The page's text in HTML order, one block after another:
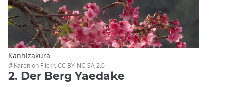
Kanhizakura
@Karen on Flickr, CC BY-NC-SA 2.0
2. Der Berg Yaedake